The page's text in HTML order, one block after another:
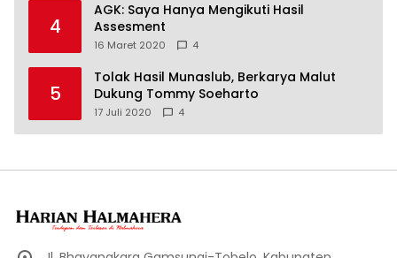
4
AGK: Saya Hanya Mengikuti Hasil
Assesment
16 Maret 2020 4
5
Tolak Hasil Munaslub, Berkarya Malut
Dukung Tommy Soeharto
17 Juli 2020 4